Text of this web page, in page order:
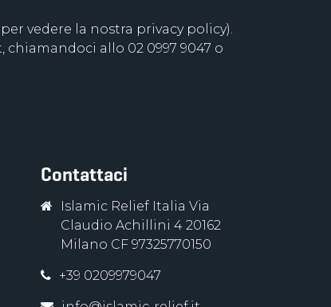
per vedere la nostra privacy policy).
allo 02 0997 9047 o
Contattaci
Islamic Relief Italia Via
Claudio Achillini 4 20162
Milano CF 97325770150
+39 0209979047